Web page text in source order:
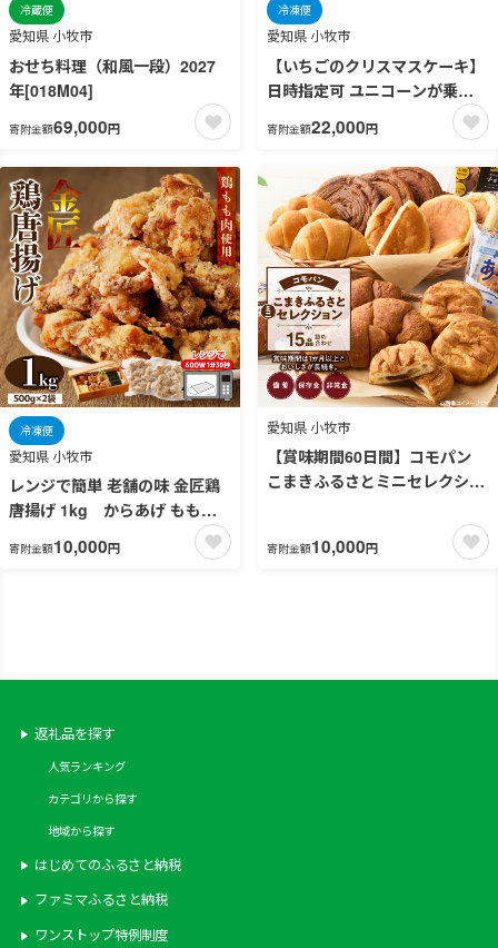
愛知県 小牧市
冷蔵便
おせち料理（和風一段）2027
年[018M04]
寄附金額69,000円
愛知県 小牧市
冷凍便
【いちごのクリスマスケーキ】
日時指定可 ユニコーンが乗っ
［125L08］
寄附金額22,000円
愛知県 小牧市
冷凍便
レンジで簡単 老舗の味 金匠鶏
唐揚げ 1kg からあげ もも肉
レンジ 冷凍 調理済み 味付き 鶏
肉 旨み ジューシー 温めるだけ
寄附金額10,000円
愛知県 小牧市
【賞味期間60日間】コモパン
こまきふるさとミニセレクショ
保存食 非常食 防災グッズにも
［014K05］
寄附金額10,000円
返礼品を探す
人気ランキング
カテゴリから探す
地域から探す
はじめてのふるさと納税
ファミマふるさと納税
ワンストップ特例制度